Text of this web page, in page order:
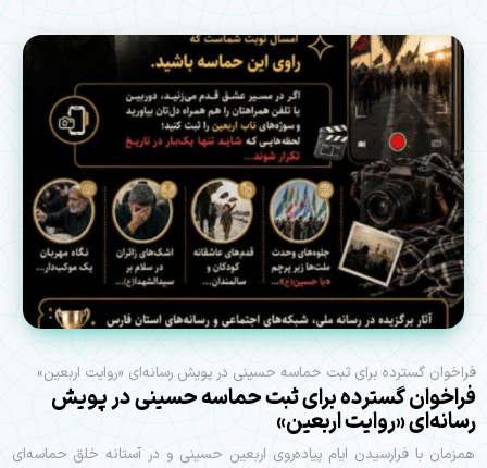
فراخوان گسترده برای ثبت حماسه حسینی در پویش رسانه‌ای «روایت اربعین»
فراخوان گسترده برای ثبت حماسه حسینی در پویش
رسانه‌ای «روایت اربعین»
همزمان با فرارسیدن ایام پیاده‌روی اربعین حسینی و در آستانه خلق حماسه‌ای